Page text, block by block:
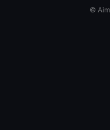
©